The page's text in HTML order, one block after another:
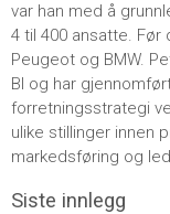
var han med å
4 til 400 ansatte. Før
Peugeot og BMW.
BI og har
forretningsstrategi
ulike stillinger innen
markedsføring og
Siste innlegg